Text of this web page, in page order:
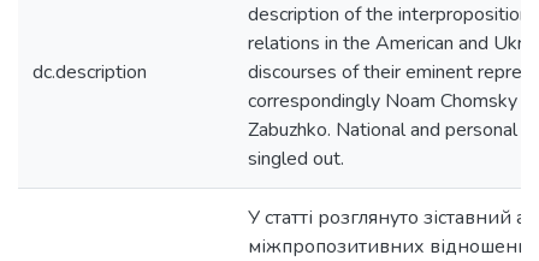
dc.description
description of the
relations in the American and
discourses of their eminent
correspondingly Noam Chomsky
Zabuzhko. National and personal
singled out.
У статті розглянуто зіставний
міжпропозитивних відношень